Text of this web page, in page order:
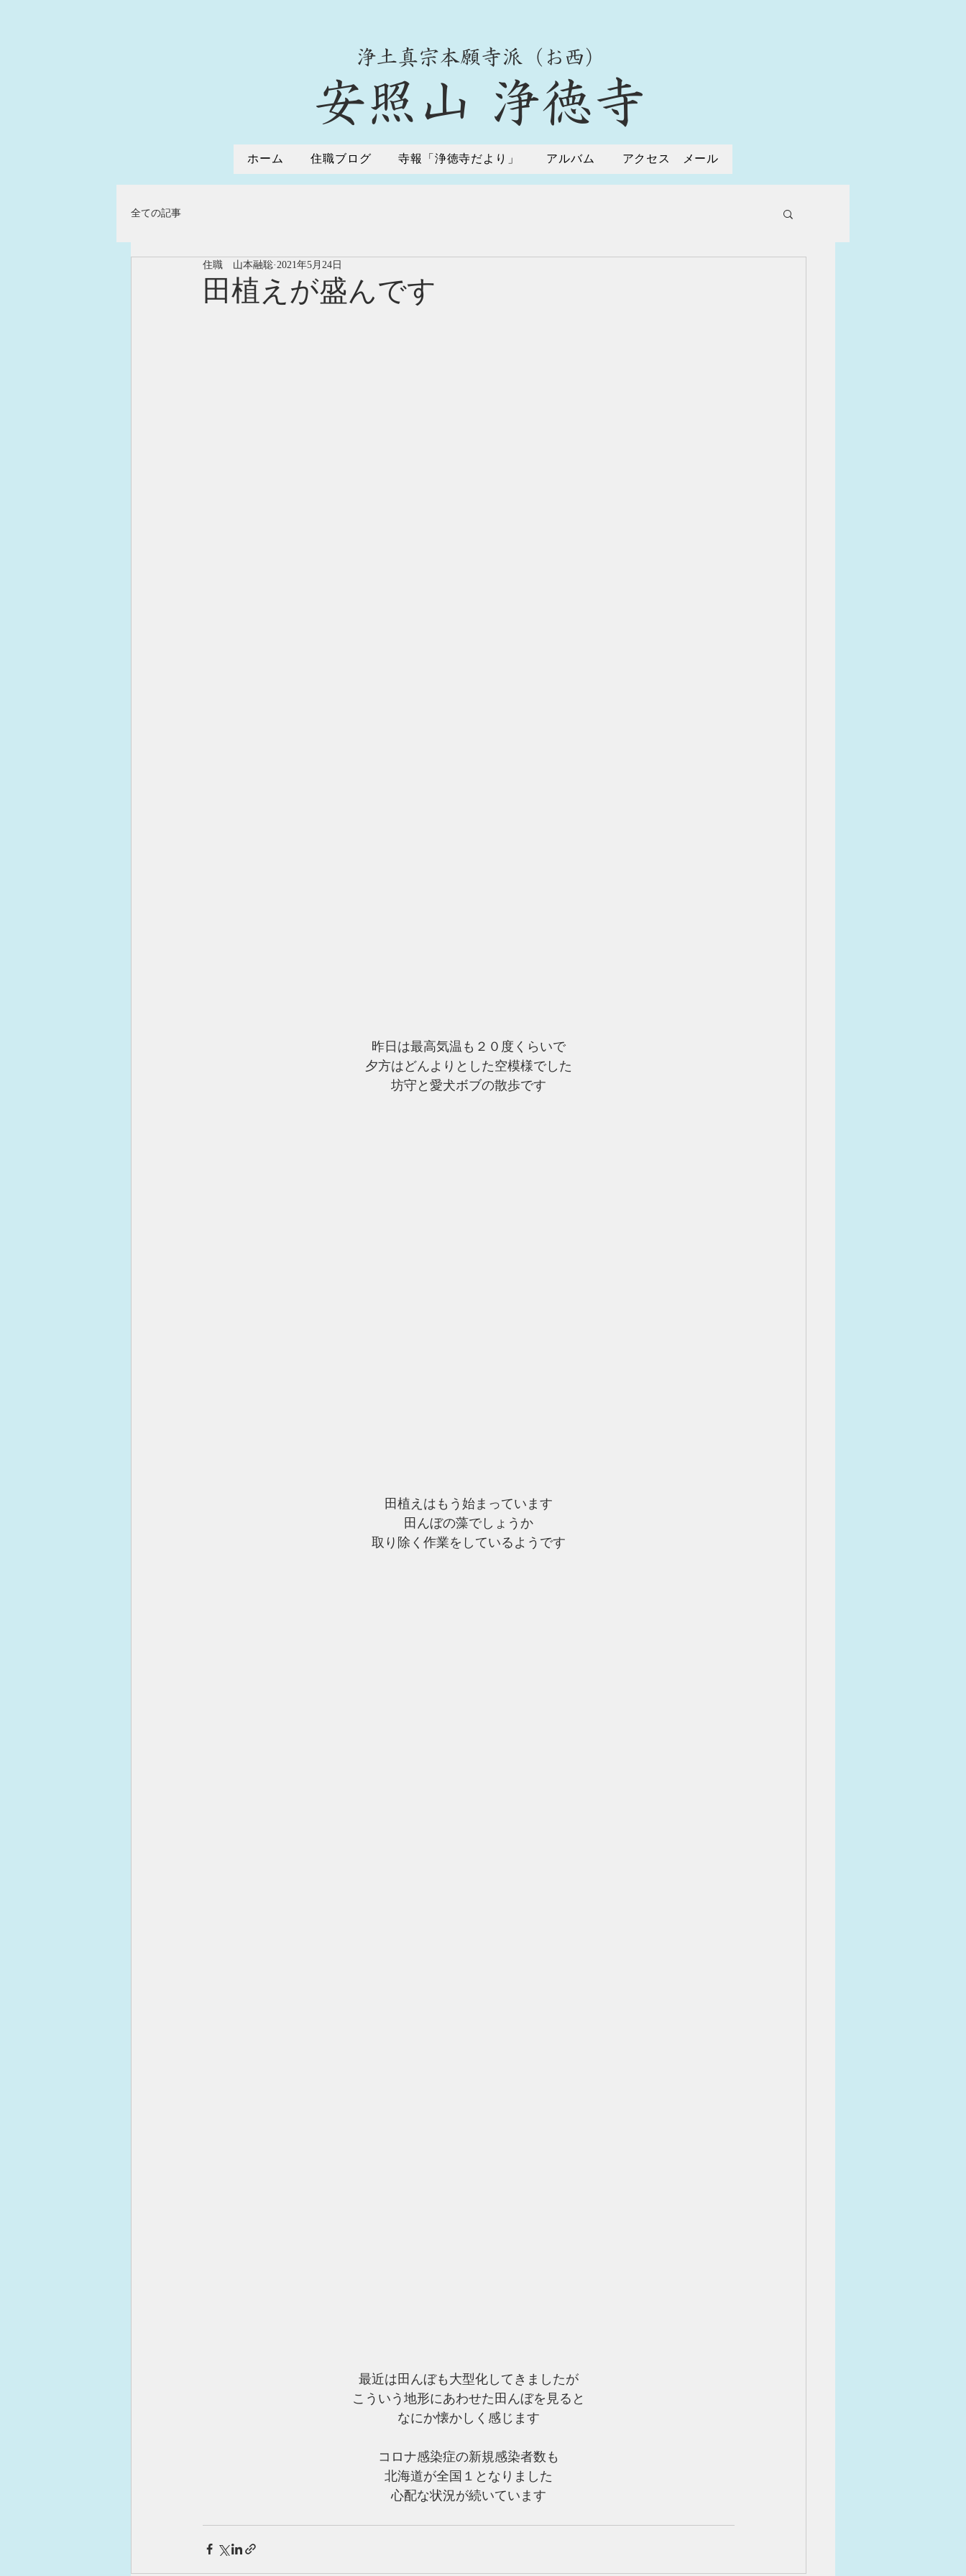
​浄土真宗本願寺派（お西）
​安照山 浄徳寺
ホーム 住職ブログ 寺報「浄徳寺だより」 アルバム アクセス メール
全ての記事
田植えが盛んです
住職 山本融聡 2021年5月24日
昨日は最高気温も２０度くらいで
夕方はどんよりとした空模様でした
坊守と愛犬ボブの散歩です
田植えはもう始まっています
田んぼの藻でしょうか
取り除く作業をしているようです
最近は田んぼも大型化してきましたが
こういう地形にあわせた田んぼを見ると
なにか懐かしく感じます
コロナ感染症の新規感染者数も
北海道が全国１となりました
心配な状況が続いています